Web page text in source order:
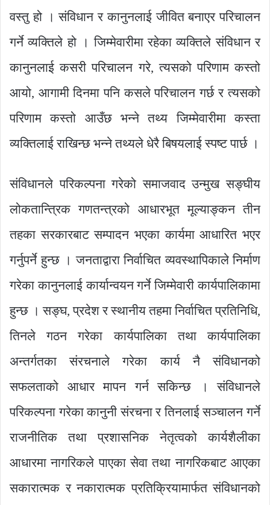
वस्तु हो । संविधान र कानुनलाई जीवित बनाएर परिचालन
गर्ने व्यक्तिले हो । जिम्मेवारीमा रहेका व्यक्तिले संविधान र
कानुनलाई कसरी परिचालन गरे, त्यसको परिणाम कस्तो
आयो, आगामी दिनमा पनि कसले परिचालन गर्छ र त्यसको
परिणाम कस्तो आउँछ भन्ने तथ्य जिम्मेवारीमा कस्ता
व्यक्तिलाई राखिन्छ भन्ने तथ्यले धेरै बिषयलाई स्पष्ट पार्छ ।
संविधानले परिकल्पना गरेको समाजवाद उन्मुख सङ्घीय
लोकतान्त्रिक गणतन्त्रको आधारभूत मूल्याङ्कन तीन
तहका सरकारबाट सम्पादन भएका कार्यमा आधारित भएर
गर्नुपर्ने हुन्छ । जनताद्वारा निर्वाचित व्यवस्थापिकाले निर्माण
गरेका कानुनलाई कार्यान्वयन गर्ने जिम्मेवारी कार्यपालिकामा
हुन्छ । सङ्घ, प्रदेश र स्थानीय तहमा निर्वाचित प्रतिनिधि,
तिनले गठन गरेका कार्यपालिका तथा कार्यपालिका
अन्तर्गतका संरचनाले गरेका कार्य नै संविधानको
सफलताको आधार मापन गर्न सकिन्छ । संविधानले
परिकल्पना गरेका कानुनी संरचना र तिनलाई सञ्चालन गर्ने
राजनीतिक तथा प्रशासनिक नेतृत्वको कार्यशैलीका
आधारमा नागरिकले पाएका सेवा तथा नागरिकबाट आएका
सकारात्मक र नकारात्मक प्रतिक्रियामार्फत संविधानको